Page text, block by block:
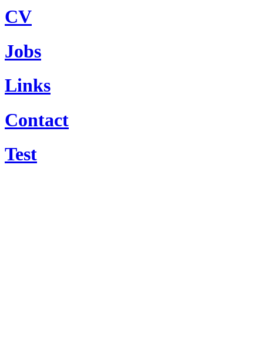
CV
Jobs
Links
Contact
Test